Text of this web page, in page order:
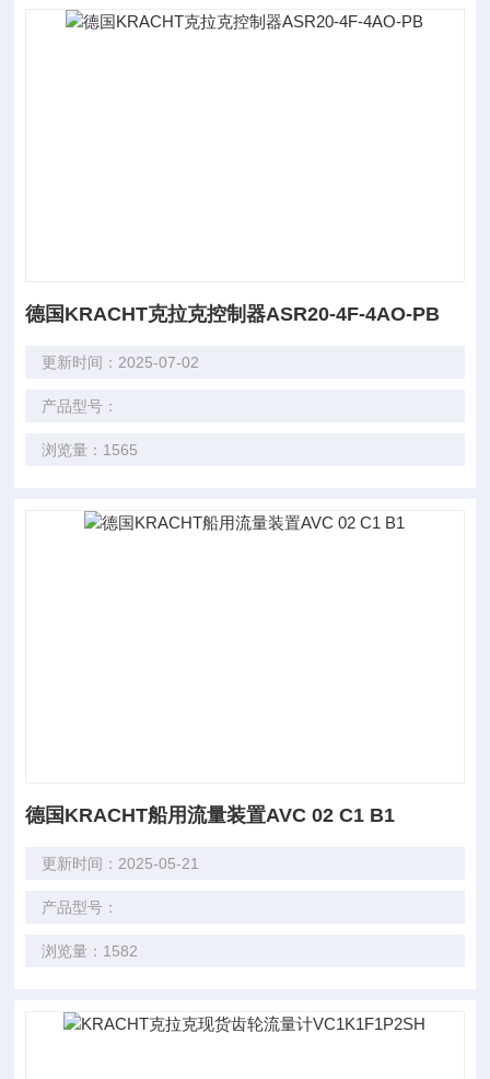
德国KRACHT克拉克控制器ASR20-4F-4AO-PB
更新时间：2025-07-02
产品型号：
浏览量：1565
德国KRACHT船用流量装置AVC 02 C1 B1
更新时间：2025-05-21
产品型号：
浏览量：1582